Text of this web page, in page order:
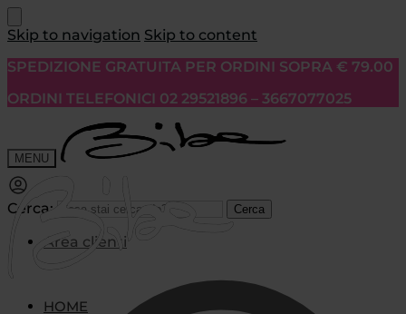
Skip to navigation Skip to content
SPEDIZIONE GRATUITA PER ORDINI SOPRA € 79.00
ORDINI TELEFONICI 02 29521896 – 3667077025
MENU
Cerca: Cerca
Area clienti
HOME